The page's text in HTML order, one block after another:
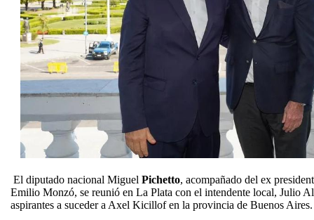
El diputado nacional Miguel Pichetto, acompañado del ex
Emilio Monzó, se reunió en La Plata con el intendente local, Julio
aspirantes a suceder a Axel Kicillof en la provincia de Buenos Aires.